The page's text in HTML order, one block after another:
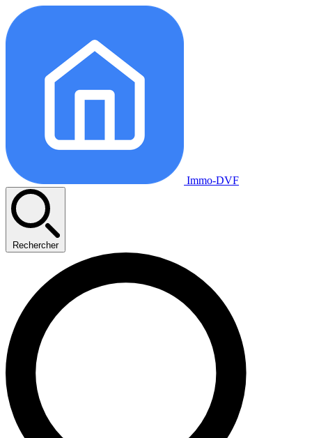
Immo-DVF
Rechercher